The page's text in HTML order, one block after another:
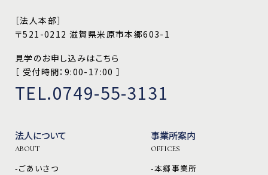
［法人本部］
〒521-0212 滋賀県米原市本郷603-1
見学のお申し込みはこちら
［ 受付時間：9:00-17:00 ］
TEL.0749-55-3131
法人について
ABOUT
-ごあいさつ
事業所案内
OFFICES
-本郷事業所